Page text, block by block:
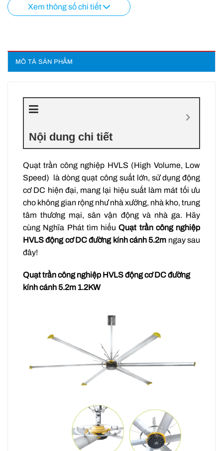
Xem thông số chi tiết
MÔ TẢ SẢN PHẨM
Nội dung chi tiết
Quạt trần công nghiệp HVLS (High Volume, Low
Speed) là dòng quạt công suất lớn, sử dụng động
cơ DC hiện đại, mang lại hiệu suất làm mát tối ưu
cho không gian rộng như nhà xưởng, nhà kho, trung
tâm thương mại, sân vận động và nhà ga. Hãy
cùng Nghĩa Phát tìm hiểu Quạt trần công nghiệp
HVLS động cơ DC đường kính cánh 5.2m ngay sau
đây!
Quạt trần công nghiệp HVLS động cơ DC đường
kính cánh 5.2m 1.2KW